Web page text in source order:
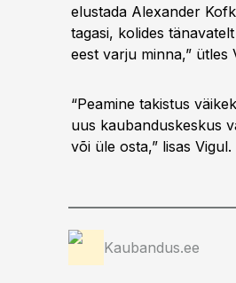
elustada Alexander
tagasi, kolides
eest varju minna,” ütles
“Peamine takistus
uus kaubanduskeskus
või üle osta,” lisas Vigul.
Kaubandus.ee